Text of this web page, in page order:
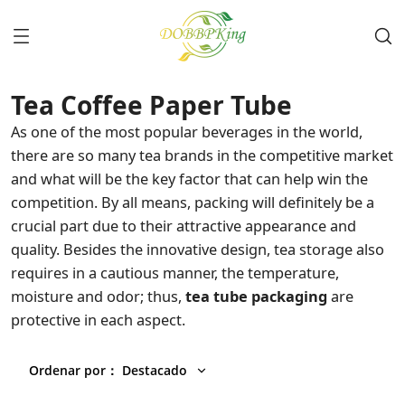
Tea Coffee Paper Tube
As one of the most popular beverages in the world,
there are so many tea brands in the competitive market
and what will be the key factor that can help win the
competition. By all means, packing will definitely be a
crucial part due to their attractive appearance and
quality. Besides the innovative design, tea storage also
requires in a cautious manner, the temperature,
moisture and odor; thus, tea tube packaging are
protective in each aspect.
Ordenar por ： Destacado